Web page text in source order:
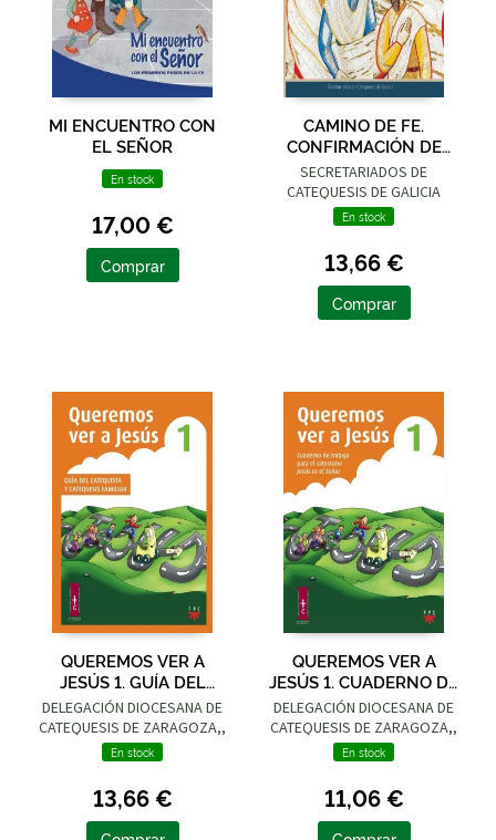
MI ENCUENTRO CON
EL SEÑOR
En stock
17,00 €
Comprar
CAMINO DE FE.
CONFIRMACIÓN DE
ADULTOS
SECRETARIADOS DE
CATEQUESIS DE GALICIA
En stock
13,66 €
Comprar
QUEREMOS VER A
JESÚS 1. GUÍA DEL
CATEQUISTA Y
CATEQUESIS FAMILIAR
DELEGACIÓN DIOCESANA DE
CATEQUESIS DE ZARAGOZA,,
En stock
13,66 €
QUEREMOS VER A
JESÚS 1. CUADERNO DE
TRABAJO PARA EL
CATECISMO JESÚS ES
EL SEÑOR
DELEGACIÓN DIOCESANA DE
CATEQUESIS DE ZARAGOZA,,
En stock
11,06 €